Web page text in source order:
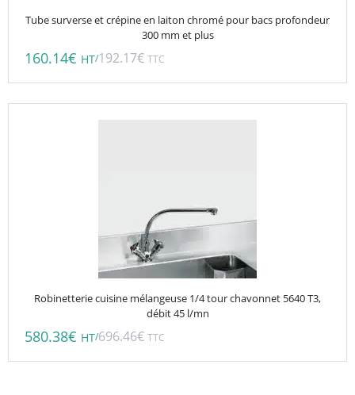
Tube surverse et crépine en laiton chromé pour bacs profondeur
300 mm et plus
160.14€ HT/192.17€ TTC
Robinetterie cuisine mélangeuse 1/4 tour chavonnet 5640 T3,
débit 45 l/mn
580.38€ HT/696.46€ TTC